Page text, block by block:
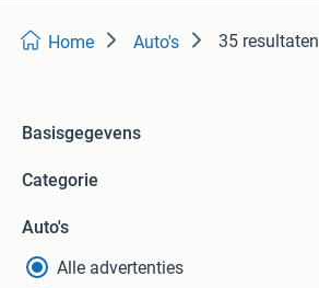
Home Auto's 35 resultaten
Basisgegevens
Categorie
Auto's
Alle advertenties